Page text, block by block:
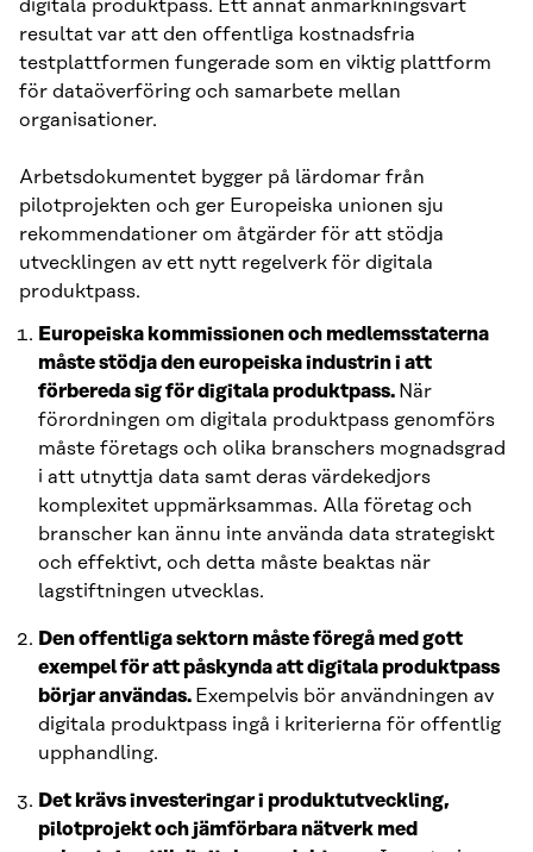
digitala produktpass. Ett annat anmärkningsvärt
resultat var att den offentliga kostnadsfria
testplattformen fungerade som en viktig plattform
för dataöverföring och samarbete mellan
organisationer.
Arbetsdokumentet bygger på lärdomar från
pilotprojekten och ger Europeiska unionen sju
rekommendationer om åtgärder för att stödja
utvecklingen av ett nytt regelverk för digitala
produktpass.
Europeiska kommissionen och medlemsstaterna
måste stödja den europeiska industrin i att
förbereda sig för digitala produktpass. När
förordningen om digitala produktpass genomförs
måste företags och olika branschers mognadsgrad
i att utnyttja data samt deras värdekedjors
komplexitet uppmärksammas. Alla företag och
branscher kan ännu inte använda data strategiskt
och effektivt, och detta måste beaktas när
lagstiftningen utvecklas.
Den offentliga sektorn måste föregå med gott
exempel för att påskynda att digitala produktpass
börjar användas. Exempelvis bör användningen av
digitala produktpass ingå i kriterierna för offentlig
upphandling.
Det krävs investeringar i produktutveckling,
pilotprojekt och jämförbara nätverk med